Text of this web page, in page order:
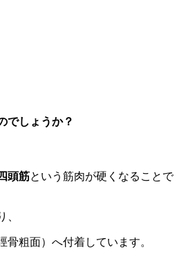
でしょうか？
頭筋という筋肉が硬くなることで
、
骨粗面）へ付着しています。